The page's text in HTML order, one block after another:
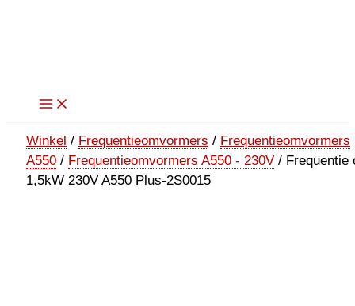
Winkel / Frequentieomvormers / Frequentieomvormers
A550 / Frequentieomvormers A550 - 230V / Frequentie
1,5kW 230V A550 Plus-2S0015